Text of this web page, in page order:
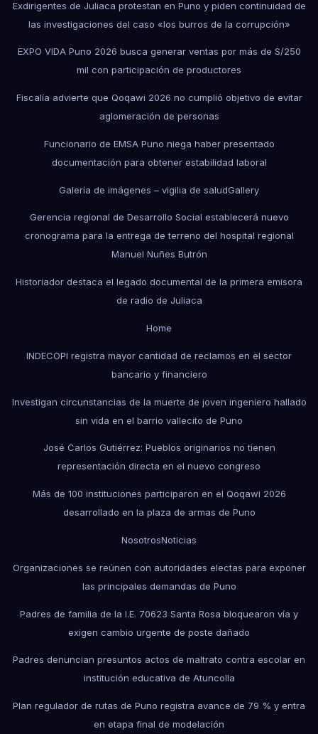
Exdirigentes de Juliaca protestan en Puno y piden continuidad de
las investigaciones del caso «los burros de la corrupción»
EXPO VIDA Puno 2026 busca generar ventas por más de S/250
mil con participación de productores
Fiscalía advierte que Qoqawi 2026 no cumplió objetivo de evitar
aglomeración de personas
Funcionario de EMSA Puno niega haber presentado
documentación para obtener estabilidad laboral
Galería de imágenes – vigilia de saludGallery
Gerencia regional de Desarrollo Social establecerá nuevo
cronograma para la entrega de terreno del hospital regional
Manuel Nuñes Butrón
Historiador destaca el legado documental de la primera emisora
de radio de Juliaca
Home
INDECOPI registra mayor cantidad de reclamos en el sector
bancario y financiero
Investigan circunstancias de la muerte de joven ingeniero hallado
sin vida en el barrio vallecito de Puno
José Carlos Gutiérrez: Pueblos originarios no tienen
representación directa en el nuevo congreso
Más de 100 instituciones participaron en el Qoqawi 2026
desarrollado en la plaza de armas de Puno
NosotrosNoticias
Organizaciones se reúnen con autoridades electas para exponer
las principales demandas de Puno
Padres de familia de la I.E. 70623 Santa Rosa bloquearon vía y
exigen cambio urgente de poste dañado
Padres denuncian presuntos actos de maltrato contra escolar en
institución educativa de Atuncolla
Plan regulador de rutas de Puno registra avance de 79 % y entra
en etapa final de modelación